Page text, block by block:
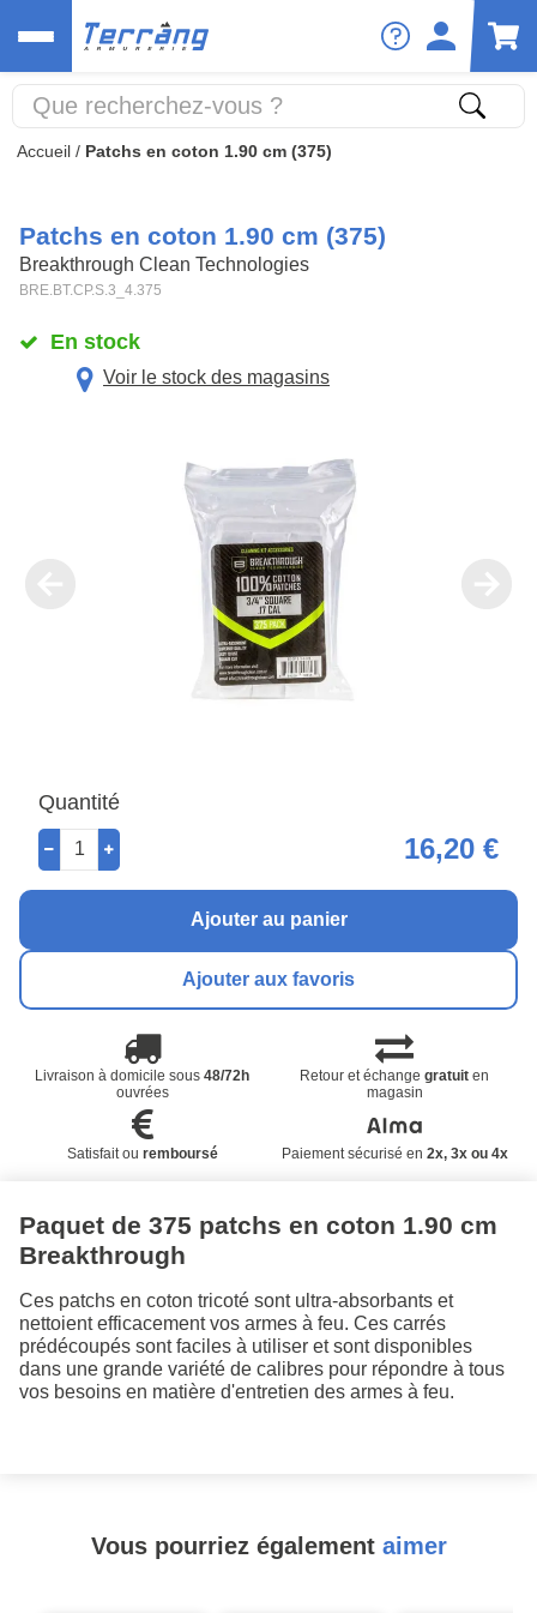
Accueil / Patchs en coton 1.90 cm (375)
Patchs en coton 1.90 cm (375)
Breakthrough Clean Technologies
BRE.BT.CP.S.3_4.375
En stock
Voir le stock des magasins
Quantité
16,20 €
Ajouter au panier
Ajouter aux favoris
Livraison à domicile sous48/72h
ouvrées
Retour et échangegratuit en
magasin
Satisfait ou remboursé Paiement sécurisé en 2x, 3x ou 4x
Paquet de 375 patchs en coton 1.90 cm
Breakthrough
Ces patchs en coton tricoté sont ultra-absorbants et
nettoient efficacement vos armes à feu. Ces carrés
prédécoupés sont faciles à utiliser et sont disponibles
dans une grande variété de calibres pour répondre à tous
vos besoins en matière d'entretien des armes à feu.
Vous pourriez également aimer